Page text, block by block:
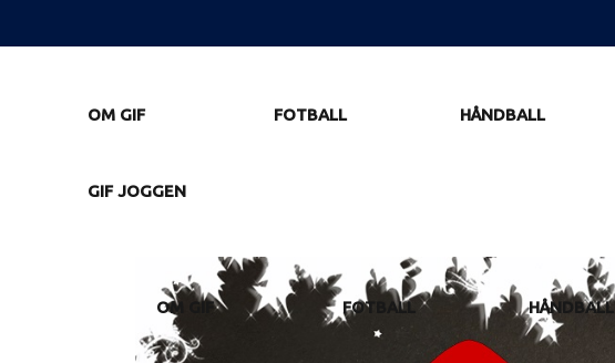
OM GIF FOTBALL HÅNDBALL
OM GIF FOTBALL HÅNDBALL
GIF JOGGEN